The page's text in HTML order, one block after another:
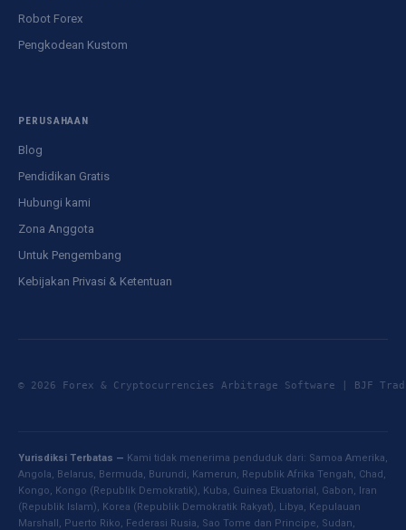
Robot Forex
Pengkodean Kustom
PERUSAHAAN
Blog
Pendidikan Gratis
Hubungi kami
Zona Anggota
Untuk Pengembang
Kebijakan Privasi & Ketentuan
© 2026 Forex & Cryptocurrencies Arbitrage Software |
Yurisdiksi Terbatas — Kami tidak menerima penduduk dari: Samoa Amerika,
Angola, Belarus, Bermuda, Burundi, Kamerun, Republik Afrika Tengah, Chad,
Kongo, Kongo (Republik Demokratik), Kuba, Guinea Ekuatorial, Gabon, Iran
(Republik Islam), Korea (Republik Demokratik Rakyat), Libya, Kepulauan
Marshall, Puerto Riko, Federasi Rusia, Sao Tome dan Principe, Sudan,